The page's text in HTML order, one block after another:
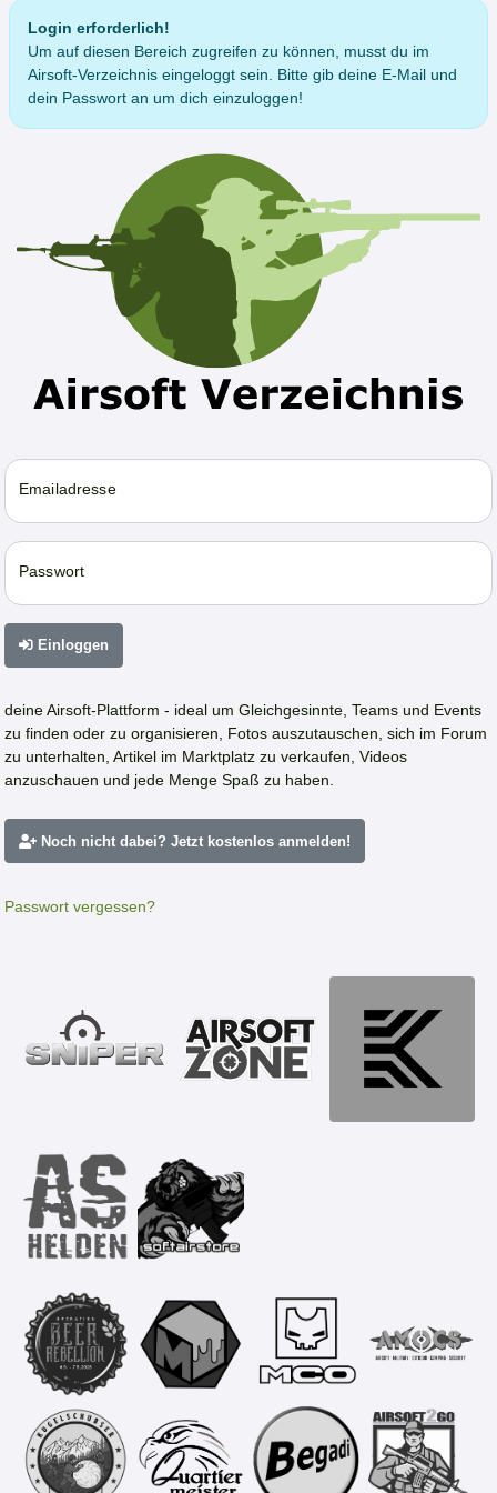
Login erforderlich!
Um auf diesen Bereich zugreifen zu können, musst du im
Airsoft-Verzeichnis eingeloggt sein. Bitte gib deine E-Mail und
dein Passwort an um dich einzuloggen!
Emailadresse
Passwort
Einloggen
deine Airsoft-Plattform - ideal um Gleichgesinnte, Teams und Events
zu finden oder zu organisieren, Fotos auszutauschen, sich im Forum
zu unterhalten, Artikel im Marktplatz zu verkaufen, Videos
anzuschauen und jede Menge Spaß zu haben.
Noch nicht dabei? Jetzt kostenlos anmelden!
Passwort vergessen?